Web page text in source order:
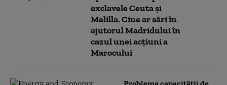
exclavele Ceuta și
Melilla. Cine ar sări în
ajutorul Madridului în
cazul unei acțiuni a
Marocului